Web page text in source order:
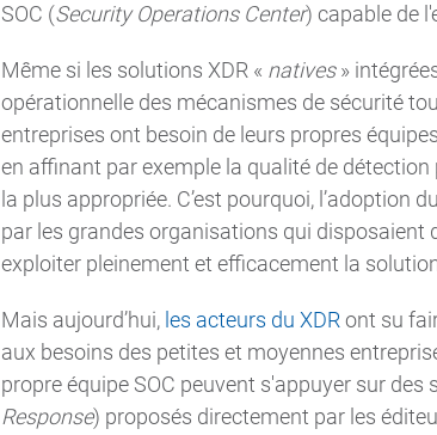
SOC (Security Operations Center) capable de
Même si les solutions XDR « natives»
opérationnelle des mécanismes de sécurité
entreprises ont besoin de leurs propres
en affinant par exemple la qualité de
la plus appropriée. C’est pourquoi, l’adoption
par les grandes organisations qui
exploiter pleinement et efficacement la
Mais aujourd’hui, les acteurs du XDR ont su
aux besoins des petites et moyennes
propre équipe SOC peuvent s'appuyer sur des
Response) proposés directement par les